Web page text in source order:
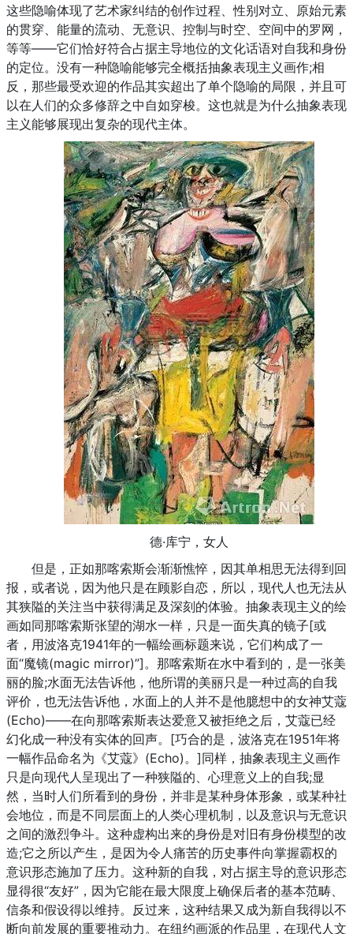
这些隐喻体现了艺术家纠结的创作过程、性别对立、原始元素
的贯穿、能量的流动、无意识、控制与时空、空间中的罗网，
等等——它们恰好符合占据主导地位的文化话语对自我和身份
的定位。没有一种隐喻能够完全概括抽象表现主义画作;相
反，那些最受欢迎的作品其实超出了单个隐喻的局限，并且可
以在人们的众多修辞之中自如穿梭。这也就是为什么抽象表现
主义能够展现出复杂的现代主体。
德·库宁，女人
但是，正如那喀索斯会渐渐憔悴，因其单相思无法得到回
报，或者说，因为他只是在顾影自恋，所以，现代人也无法从
其狭隘的关注当中获得满足及深刻的体验。抽象表现主义的绘
画如同那喀索斯张望的湖水一样，只是一面失真的镜子[或
者，用波洛克1941年的一幅绘画标题来说，它们构成了一
面“魔镜(magic mirror)”]。那喀索斯在水中看到的，是一张美
丽的脸;水面无法告诉他，他所谓的美丽只是一种过高的自我
评价，也无法告诉他，水面上的人并不是他臆想中的女神艾蔻
(Echo)——在向那喀索斯表达爱意又被拒绝之后，艾蔻已经
幻化成一种没有实体的回声。[巧合的是，波洛克在1951年将
一幅作品命名为《艾蔻》(Echo)。]同样，抽象表现主义画作
只是向现代人呈现出了一种狭隘的、心理意义上的自我;显
然，当时人们所看到的身份，并非是某种身体形象，或某种社
会地位，而是不同层面上的人类心理机制，以及意识与无意识
之间的激烈争斗。这种虚构出来的身份是对旧有身份模型的改
造;它之所以产生，是因为令人痛苦的历史事件向掌握霸权的
意识形态施加了压力。这种新的自我，对占据主导的意识形态
显得很“友好”，因为它能在最大限度上确保后者的基本范畴、
信条和假设得以维持。反过来，这种结果又成为新自我得以不
断向前发展的重要推动力。在纽约画派的作品里，在现代人文